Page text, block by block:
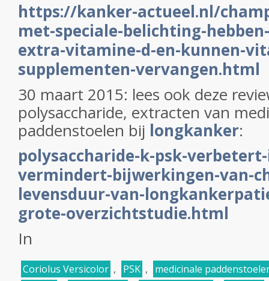
https://kanker-actueel.nl/
met-speciale-belichting-
extra-vitamine-d-en-kunnen-
supplementen-vervangen.html
30 maart 2015: lees ook deze
polysaccharide, extracten van
paddenstoelen bij longkanker:
polysaccharide-k-psk-
vermindert-bijwerkingen-van-
levensduur-van-
grote-overzichtstudie.html
In
Coriolus Versicolor , PSK ,
medicinale